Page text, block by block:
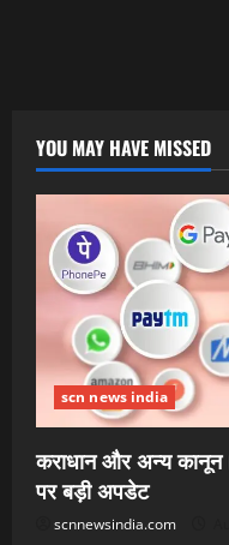
YOU MAY HAVE MISSED
scn news india
कराधान और अन्य
पर बड़ी अपडेट
scnnewsindia.com